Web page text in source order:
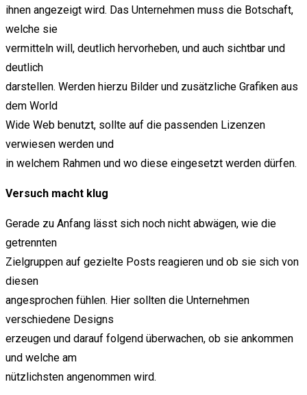
ihnen angezeigt wird. Das Unternehmen muss die Botschaft,
welche sie
vermitteln will, deutlich hervorheben, und auch sichtbar und
deutlich
darstellen. Werden hierzu Bilder und zusätzliche Grafiken aus
dem World
Wide Web benutzt, sollte auf die passenden Lizenzen
verwiesen werden und
in welchem Rahmen und wo diese eingesetzt werden dürfen.
Versuch macht klug
Gerade zu Anfang lässt sich noch nicht abwägen, wie die
getrennten
Zielgruppen auf gezielte Posts reagieren und ob sie sich von
diesen
angesprochen fühlen. Hier sollten die Unternehmen
verschiedene Designs
erzeugen und darauf folgend überwachen, ob sie ankommen
und welche am
nützlichsten angenommen wird.